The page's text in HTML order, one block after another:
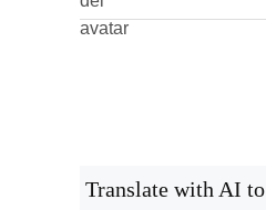
Translate with AI to